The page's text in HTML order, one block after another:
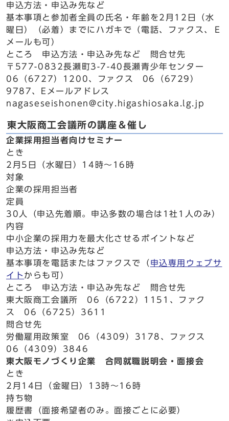
申込方法・申込み先など
基本事項と参加者全員の氏名・年齢を2月12日（水
曜日）（必着）までにハガキで（電話、ファクス、Ｅ
メールも可）
ところ 申込方法・申込み先など 問合せ先
〒577-0832長瀬町3-7-40長瀬青少年センター
06（6727）1200、ファクス 06（6729）
9787、Eメールアドレス
nagaseseishonen@city.higashiosaka.lg.jp
東大阪商工会議所の講座＆催し
企業採用担当者向けセミナー
とき
2月5日（水曜日）14時～16時
対象
企業の採用担当者
定員
30人（申込先着順。申込多数の場合は1社1人のみ）
内容
中小企業の採用力を最大化させるポイントなど
申込方法・申込み先など
基本事項を電話またはファクスで（ 申込専用ウェブサ
イト からも可）
ところ 申込方法・申込み先など 問合せ先
東大阪商工会議所 06（6722）1151、ファク
ス 06（6725）3611
問合せ先
労働雇用政策室 06（4309）3178、ファクス
06（4309）3846
東大阪モノづくり企業 合同就職説明会・面接会
とき
2月14日（金曜日）13時～16時
持ち物
履歴書（面接希望者のみ。面接ごとに必要）